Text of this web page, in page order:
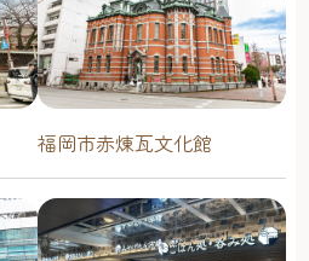
福岡市赤煉瓦文化館